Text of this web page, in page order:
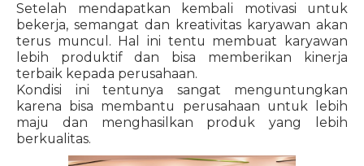
Setelah mendapatkan kembali motivasi untuk
bekerja, semangat dan kreativitas karyawan akan
terus muncul. Hal ini tentu membuat karyawan
lebih produktif dan bisa memberikan kinerja
terbaik kepada perusahaan.
Kondisi ini tentunya sangat menguntungkan
karena bisa membantu perusahaan untuk lebih
maju dan menghasilkan produk yang lebih
berkualitas.